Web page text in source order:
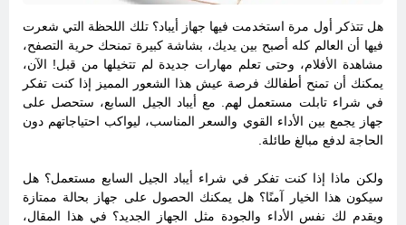
هل تتذكر أول مرة استخدمت فيها جهاز أيباد؟ تلك اللحظة التي شعرت
فيها أن العالم كله أصبح بين يديك، بشاشة كبيرة تمنحك حرية التصفح،
مشاهدة الأفلام، وحتى تعلم مهارات جديدة لم تتخيلها من قبل! الآن،
يمكنك أن تمنح أطفالك فرصة عيش هذا الشعور المميز إذا كنت تفكر
في شراء تابلت مستعمل لهم. مع أيباد الجيل السابع، ستحصل على
جهاز يجمع بين الأداء القوي والسعر المناسب، ليواكب احتياجاتهم دون
الحاجة لدفع مبالغ طائلة.
ولكن ماذا إذا كنت تفكر في شراء أيباد الجيل السابع مستعمل؟ هل
سيكون هذا الخيار آمنًا؟ هل يمكنك الحصول على جهاز بحالة ممتازة
ويقدم لك نفس الأداء والجودة مثل الجهاز الجديد؟ في هذا المقال،